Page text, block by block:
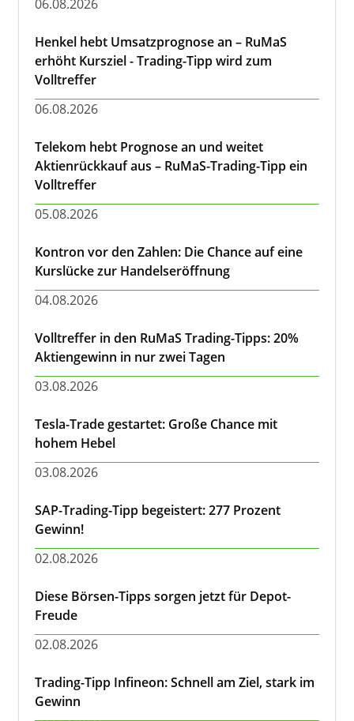
06.08.2026
Henkel hebt Umsatzprognose an – RuMaS
erhöht Kursziel - Trading-Tipp wird zum
Volltreffer
06.08.2026
Telekom hebt Prognose an und weitet
Aktienrückkauf aus – RuMaS-Trading-Tipp ein
Volltreffer
05.08.2026
Kontron vor den Zahlen: Die Chance auf eine
Kurslücke zur Handelseröffnung
04.08.2026
Volltreffer in den RuMaS Trading-Tipps: 20%
Aktiengewinn in nur zwei Tagen
03.08.2026
Tesla-Trade gestartet: Große Chance mit
hohem Hebel
03.08.2026
SAP-Trading-Tipp begeistert: 277 Prozent
Gewinn!
02.08.2026
Diese Börsen-Tipps sorgen jetzt für Depot-
Freude
02.08.2026
Trading-Tipp Infineon: Schnell am Ziel, stark im
Gewinn